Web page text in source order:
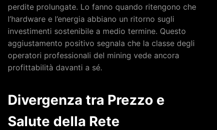
perdite prolungate. Lo fanno quando ritengono che
l’hardware e l’energia abbiano un ritorno sugli
investimenti sostenibile a medio termine. Questo
aggiustamento positivo segnala che la classe degli
operatori professionali del mining vede ancora
profittabilità davanti a sé.
Divergenza tra Prezzo e
Salute della Rete